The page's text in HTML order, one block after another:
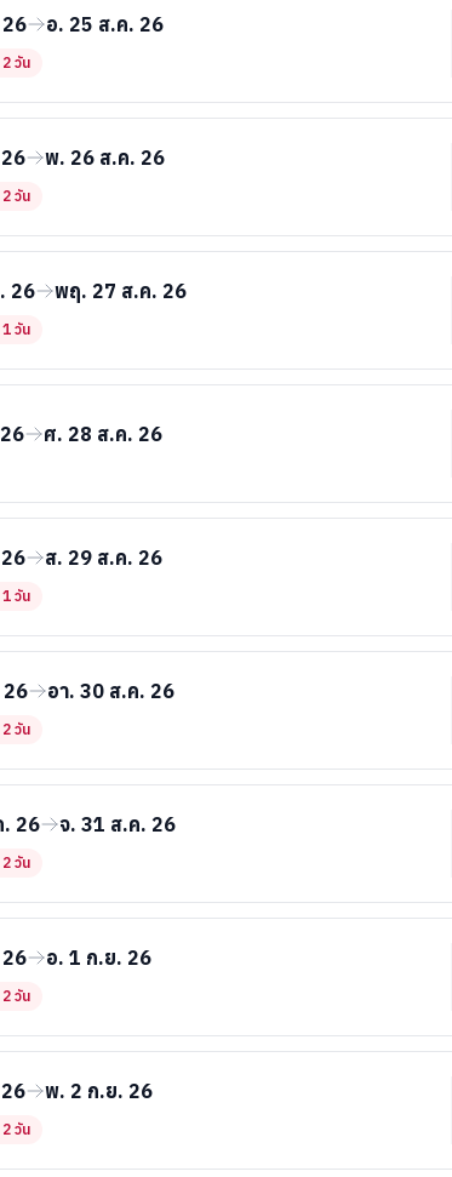
อ. 25 ส.ค. 26
2 วัน
พ. 26 ส.ค. 26
2 วัน
26 พฤ. 27 ส.ค. 26
1 วัน
ศ. 28 ส.ค. 26
ส. 29 ส.ค. 26
1 วัน
อา. 30 ส.ค. 26
2 วัน
26 จ. 31 ส.ค. 26
2 วัน
อ. 1 ก.ย. 26
2 วัน
พ. 2 ก.ย. 26
2 วัน